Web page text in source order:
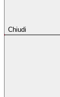
Chiudi